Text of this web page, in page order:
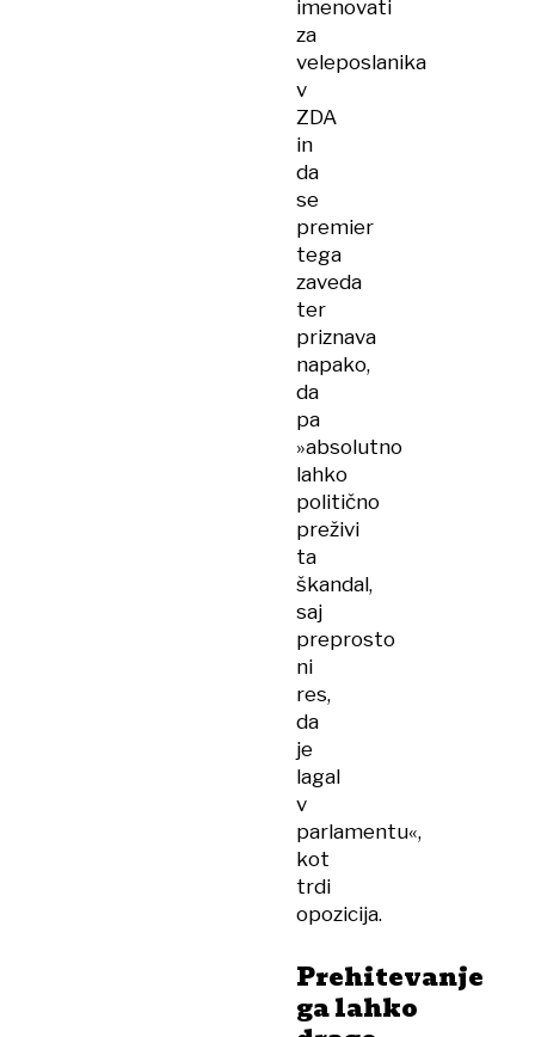
imenovati
za
veleposlanika
v
ZDA
in
da
se
premier
tega
zaveda
ter
priznava
napako,
da
pa
»absolutno
lahko
politično
preživi
ta
škandal,
saj
preprosto
ni
res,
da
je
lagal
v
parlamentu«,
kot
trdi
opozicija.
Prehitevanje
ga lahko